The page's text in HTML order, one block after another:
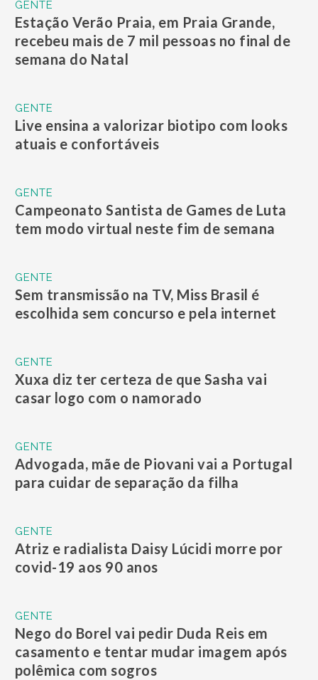
GENTE
Estação Verão Praia, em Praia Grande,
recebeu mais de 7 mil pessoas no final de
semana do Natal
GENTE
Live ensina a valorizar biotipo com looks
atuais e confortáveis
GENTE
Campeonato Santista de Games de Luta
tem modo virtual neste fim de semana
GENTE
Sem transmissão na TV, Miss Brasil é
escolhida sem concurso e pela internet
GENTE
Xuxa diz ter certeza de que Sasha vai
casar logo com o namorado
GENTE
Advogada, mãe de Piovani vai a Portugal
para cuidar de separação da filha
GENTE
Atriz e radialista Daisy Lúcidi morre por
covid-19 aos 90 anos
GENTE
Nego do Borel vai pedir Duda Reis em
casamento e tentar mudar imagem após
polêmica com sogros